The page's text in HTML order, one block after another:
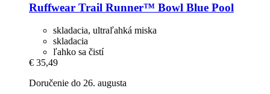
Ruffwear Trail Runner™ Bowl Blue Pool
skladacia, ultraľahká miska
skladacia
ľahko sa čistí
€ 35,49
Doručenie do 26. augusta